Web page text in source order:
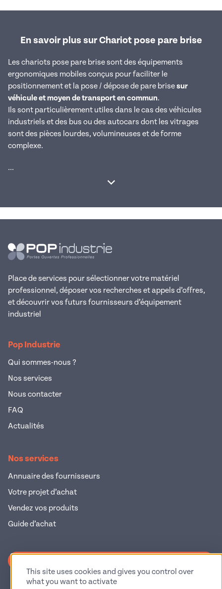
En savoir plus sur Chariot pose pare brise
Les chariots pose pare brise sont des équipements
ergonomiques mobiles conçus pour faciliter le
positionnement et la pose / dépose de pare brisesur
véhicule et moyen de transport en commun.
Ils sont particulièrement utiles dans le cas des véhicules
industriels et des bus ou des autocars dont les vitrages
sont des pièces lourdes, volumineuses et de forme
complexe.
...
Afficher la suite
Place de services pour sélectionner votre matériel
professionnel, déposer vos recherches et appels d’offres,
et découvrir vos futurs fournisseurs d’équipement
industriel
Pop Industrie
Qui sommes-nous ?
Nos services
Nous contacter
FAQ
Actualités
Nos services
Annuaire des fournisseurs
Votre projet d’achat
Vendez vos produits
Guide d’achat
This site uses cookies and gives you control over
what you want to activate